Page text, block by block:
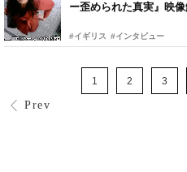
ー歪められた真実』映
#イギリス #インタビュー
Prev
1 2 3